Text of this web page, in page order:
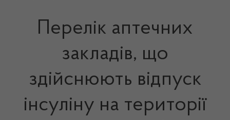
Перелік аптечних
закладів, що
здійснюють відпуск
інсуліну на території